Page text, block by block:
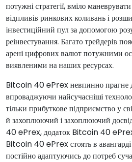
потужні стратегії, вміло
відпливів ринкових коливань і
інвестиційний пул за допомогою
реінвестування. Багато трейдерів
арені цифрових валют потужними
виявленими на наших ресурсах.
Bitcoin 40 ePrex невпинно прагне
впроваджуючи найсучасніші
тільки прибуткове підприємство у
й захоплюючий і захоплюючий
40 ePrex, додаток Bitcoin 40 ePrex
Bitcoin 40 ePrex стоять в авангарді
постійно адаптуючись до потреб